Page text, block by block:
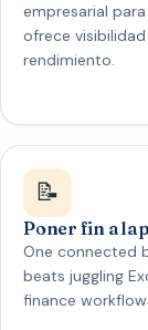
empresarial
ofrece
rendimiento.
📝
Poner fin a la
One connected
beats juggling
finance